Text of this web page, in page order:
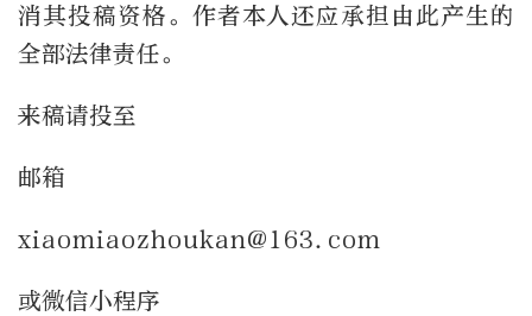
消其投稿资格。作者本人还应承担由此产生的
全部法律责任。
来稿请投至
邮箱
xiaomiaozhoukan@163.com
或微信小程序